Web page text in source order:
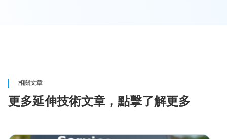
相關文章
更多延伸技術文章，點擊了解更多